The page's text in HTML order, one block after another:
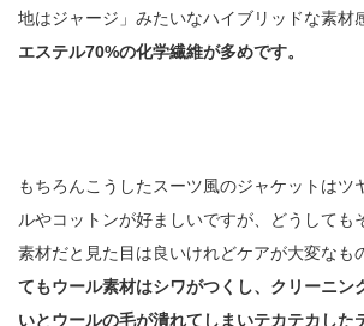
地はジャージ」みたいなハイブリッドな素材
エステル70%の化学繊維が多めです。
もちろんこうしたスーツ風のジャケットはツ
ルやコットンが好ましいですが、どうしても
素材だと見た目は良いけれどケアが大変なも
てもウール素材はシワがつくし、クリーニン
いとウールの毛が潰れてしまいテカテカした